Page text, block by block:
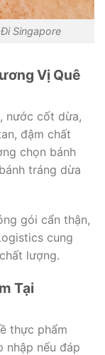
Singapore
Vị Quê
nước cốt dừa,
đậm chất
chọn bánh
tráng dừa
gói cẩn thận,
cung
lượng.
Tại
thực phẩm
nhập nếu đáp